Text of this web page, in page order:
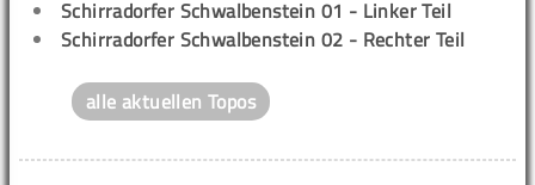
Schirradorfer Schwalbenstein 01 - Linker Teil
Schirradorfer Schwalbenstein 02 - Rechter Teil
alle aktuellen Topos